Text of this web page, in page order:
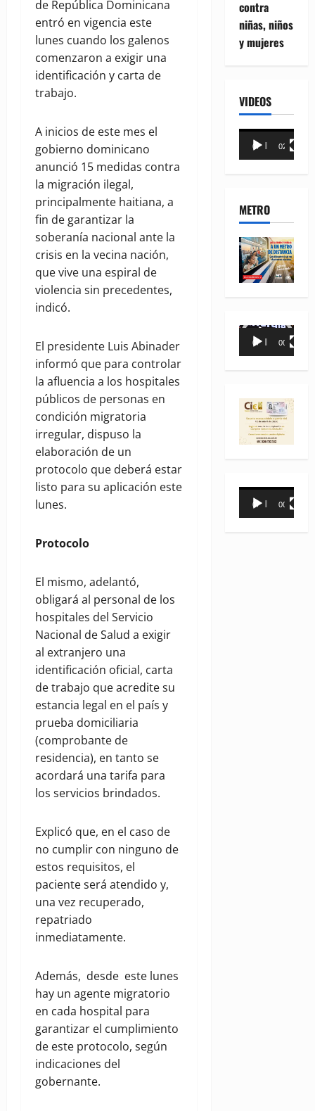
de República Dominicana
entró en vigencia este
lunes cuando los galenos
comenzaron a exigir una
identificación y carta de
trabajo.
A inicios de este mes el
gobierno dominicano
anunció 15 medidas contra
la migración ilegal,
principalmente haitiana, a
fin de garantizar la
soberanía nacional ante la
crisis en la vecina nación,
que vive una espiral de
violencia sin precedentes,
indicó.
El presidente Luis Abinader
informó que para controlar
la afluencia a los hospitales
públicos de personas en
condición migratoria
irregular, dispuso la
elaboración de un
protocolo que deberá estar
listo para su aplicación este
lunes.
Protocolo
El mismo, adelantó,
obligará al personal de los
hospitales del Servicio
Nacional de Salud a exigir
al extranjero una
identificación oficial, carta
de trabajo que acredite su
estancia legal en el país y
prueba domiciliaria
(comprobante de
residencia), en tanto se
acordará una tarifa para
los servicios brindados.
Explicó que, en el caso de
no cumplir con ninguno de
estos requisitos, el
paciente será atendido y,
una vez recuperado,
repatriado
inmediatamente.
Además, desde este lunes
hay un agente migratorio
en cada hospital para
garantizar el cumplimiento
de este protocolo, según
indicaciones del
gobernante.
contra
niñas, niños
y mujeres
VIDEOS
Reproductor
00:00 02:18
METRO
Reproductor
00:00 00:35
Reproductor
00:00 00:31